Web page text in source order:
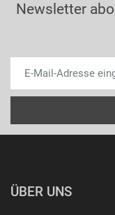
Newsletter
ÜBER UNS